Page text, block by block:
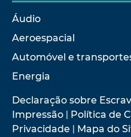
Áudio
Aeroespacial
Automóvel e
Energia
Declaração sobre
Impressão | Política de
Privacidade | Mapa do